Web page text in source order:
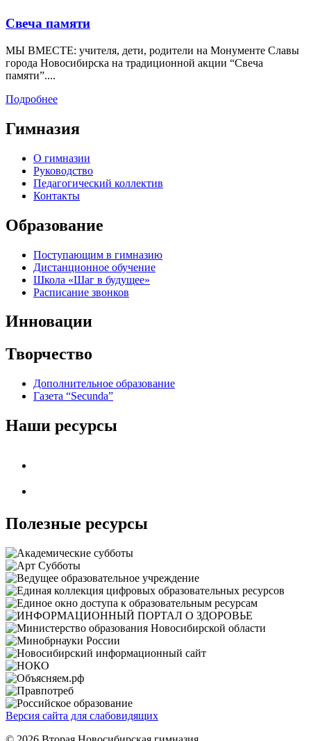
Свеча памяти
МЫ ВМЕСТЕ: учителя, дети, родители на Монументе Славы
города Новосибирска на традиционной акции “Свеча
памяти”....
Подробнее
Гимназия
О гимназии
Руководство
Педагогический коллектив
Контакты
Образование
Поступающим в гимназию
Дистанционное обучение
Школа «Шаг в будущее»
Расписание звонков
Инновации
Творчество
Дополнительное образование
Газета “Secunda”
Наши ресурсы
Полезные ресурсы
Версия сайта для слабовидящих